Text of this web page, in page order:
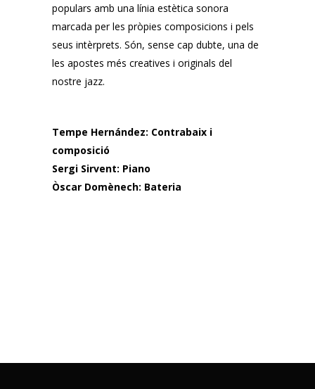
populars amb una línia estètica sonora
marcada per les pròpies composicions i pels
seus intèrprets. Són, sense cap dubte, una de
les apostes més creatives i originals del
nostre jazz.
Tempe Hernández: Contrabaix i
composició
Sergi Sirvent: Piano
Òscar Domènech: Bateria